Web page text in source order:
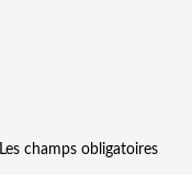
Les champs obligatoires